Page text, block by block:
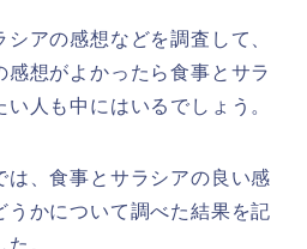
アの感想などを調査して、
想がよかったら食事とサラ
人も中にはいるでしょう。
は、食事とサラシアの良い感
うかについて調べた結果を記